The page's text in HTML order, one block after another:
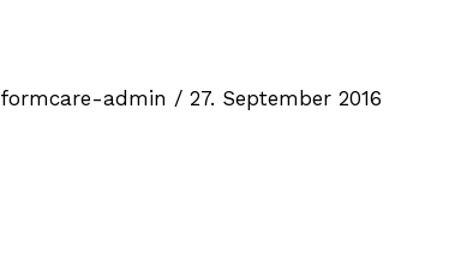
formcare-admin /27. September 2016